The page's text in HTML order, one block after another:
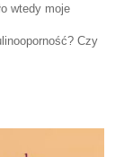
wtedy moje
Czy